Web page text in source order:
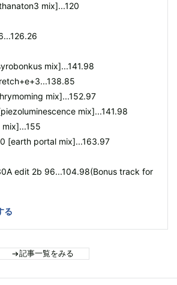
mix]...120
mix]...141.98
mix]...152.97
mix]...141.98
mix]...155
[earth portal mix]...163.97
edit 2b 96...104.98(Bonus track for
る
記事一覧をみる